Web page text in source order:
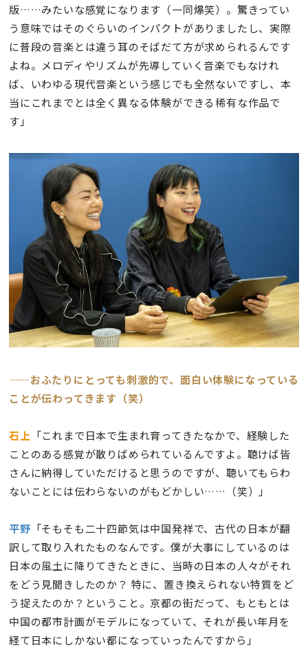
版……みたいな感覚になります（一同爆笑）。驚きってい
う意味ではそのぐらいのインパクトがありましたし、実際
に普段の音楽とは違う耳のそばだて方が求められるんです
よね。メロディやリズムが先導していく音楽でもなけれ
ば、いわゆる現代音楽という感じでも全然ないですし、本
当にこれまでとは全く異なる体験ができる稀有な作品で
す」
——おふたりにとっても刺激的で、面白い体験になっている
ことが伝わってきます（笑）
石上 「これまで日本で生まれ育ってきたなかで、経験した
ことのある感覚が散りばめられているんですよ。聴けば皆
さんに納得していただけると思うのですが、聴いてもらわ
ないことには伝わらないのがもどかしい……（笑）」
平野 「そもそも二十四節気は中国発祥で、古代の日本が翻
訳して取り入れたものなんです。僕が大事にしているのは
日本の風土に降りてきたときに、当時の日本の人々がそれ
をどう見聞きしたのか？ 特に、置き換えられない特質をど
う捉えたのか？ということ。京都の街だって、もともとは
中国の都市計画がモデルになっていて、それが長い年月を
経て日本にしかない都になっていったんですから」